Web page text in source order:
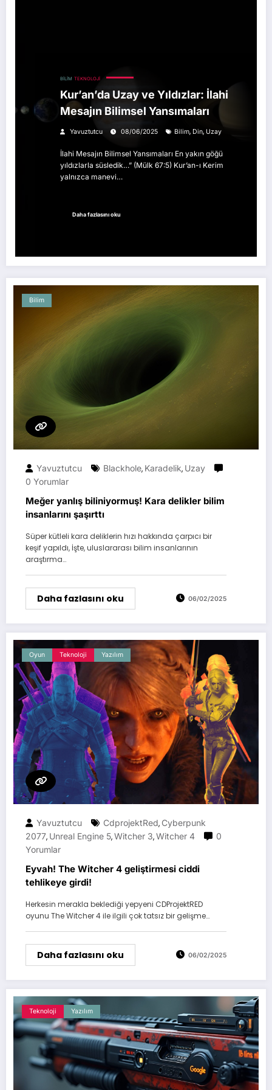
BILIM TEKNOLOJI
Kur’an’da Uzay ve Yıldızlar: İlahi
Mesajın Bilimsel Yansımaları
Yavuztutcu 08/06/2025 Bilim, Din, Uzay
İlahi Mesajın Bilimsel Yansımaları En yakın göğü
yıldızlarla süsledik…” (Mülk 67:5) Kur’an-ı Kerim
yalnızca manevi…
Daha fazlasını oku
Bilim
Yavuztutcu Blackhole, Karadelik, Uzay
0 Yorumlar
Meğer yanlış biliniyormuş! Kara delikler bilim
insanlarını şaşırttı
Süper kütleli kara deliklerin hızı hakkında çarpıcı bir
keşif yapıldı, İşte, uluslararası bilim insanlarının
araştırma…
Daha fazlasını oku 06/02/2025
Oyun Teknoloji Yazılım
Yavuztutcu CdprojektRed, Cyberpunk
2077, Unreal Engine 5,Witcher 3,Witcher 4
0
Yorumlar
Eyvah! The Witcher 4 geliştirmesi ciddi
tehlikeye girdi!
Herkesin merakla beklediği yepyeni CDProjektRED
oyunu The Witcher 4 ile ilgili çok tatsız bir gelişme…
Daha fazlasını oku 06/02/2025
Teknoloji Yazılım